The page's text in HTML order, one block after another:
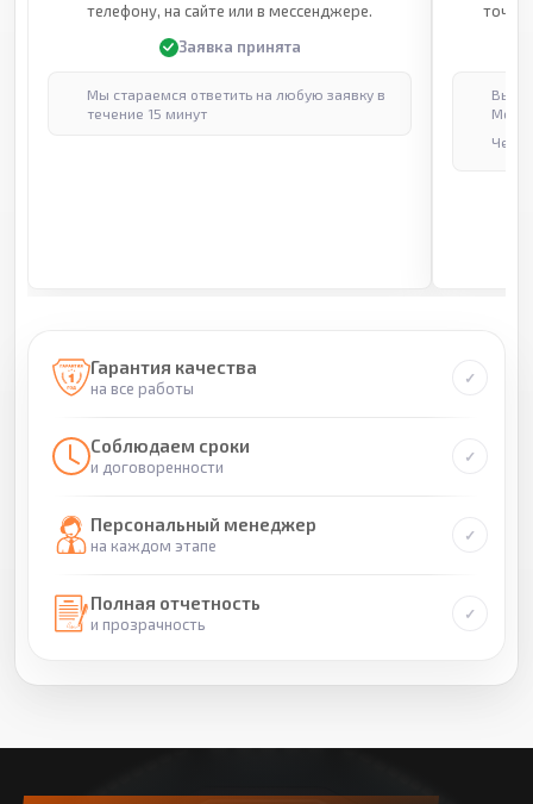
телефону, на сайте или в мессенджере.
Заявка принята
Мы стараемся ответить на любую заявку в
течение 15 минут
Гарантия качества
на все работы
Соблюдаем сроки
и договоренности
Персональный менеджер
на каждом этапе
Полная отчетность
и прозрачность